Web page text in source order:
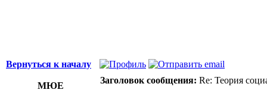
Вернуться к началу
МЮЕ
Заголовок сообщения: Re: Теория